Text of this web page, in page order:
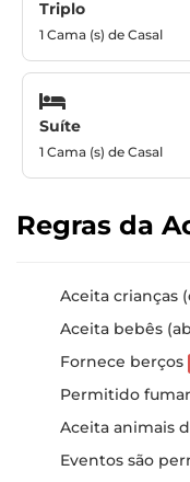
Triplo
1 Cama (s) de Casal
Suíte
1 Cama (s) de Casal
Regras da
Aceita crianças
Aceita bebês
Fornece berços
Permitido
Aceita animais
Eventos são